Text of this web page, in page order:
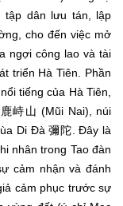
tập dân lưu tán, lập
cho đến việc mở
ngợi công lao và tài
triển Hà Tiên. Phần
tiếng của Hà Tiên,
峙山 (Mũi Nai), núi
Di Đà 彌陀. Đây là
nhân trong Tao đàn
cảm nhận và đánh
cảm phục trước sự